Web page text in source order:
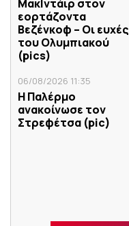
ΜακΙντάιρ στον
εορτάζοντα
Βεζένκοφ – Οι ευχές
του Ολυμπιακού
(pics)
06/08/2026 11:35
Η Παλέρμο
ανακοίνωσε τον
Στρεφέτσα (pic)